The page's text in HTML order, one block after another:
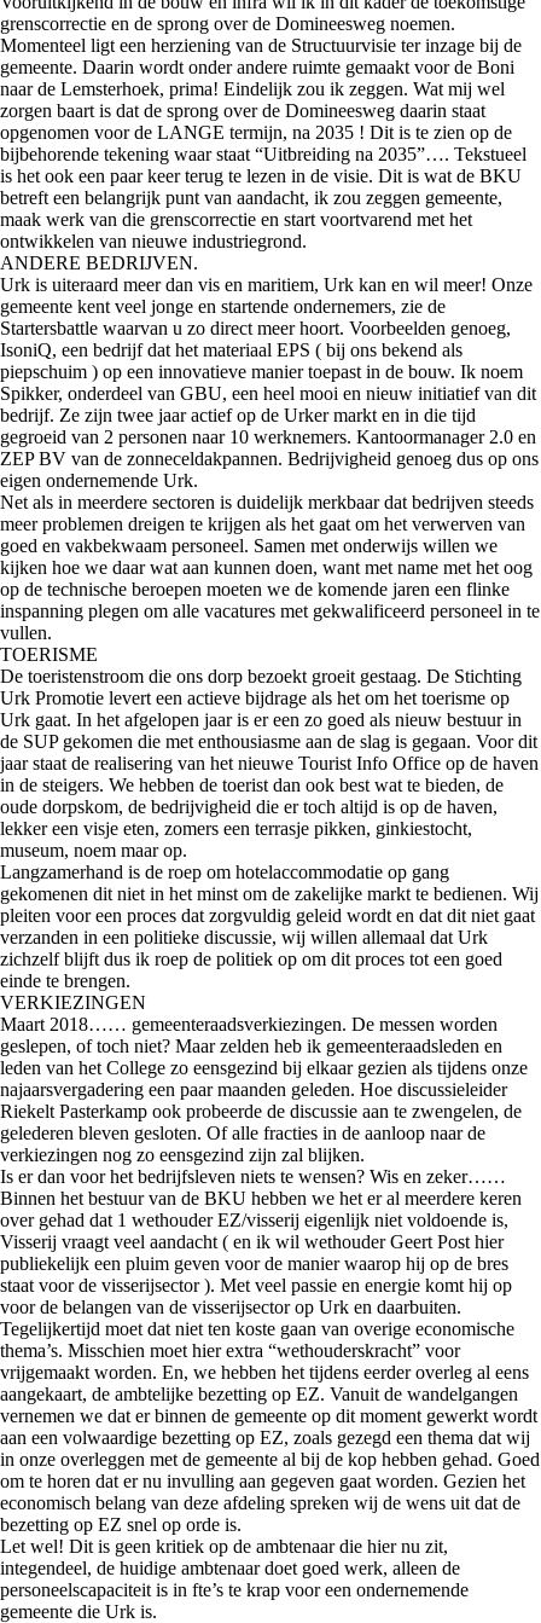
grenscorrectie en de sprong over de Domineesweg noemen.
Momenteel ligt een herziening van de Structuurvisie ter inzage bij de
gemeente. Daarin wordt onder andere ruimte gemaakt voor de Boni
naar de Lemsterhoek, prima! Eindelijk zou ik zeggen. Wat mij wel
zorgen baart is dat de sprong over de Domineesweg daarin staat
opgenomen voor de LANGE termijn, na 2035 ! Dit is te zien op de
bijbehorende tekening waar staat “Uitbreiding na 2035”…. Tekstueel
is het ook een paar keer terug te lezen in de visie. Dit is wat de BKU
betreft een belangrijk punt van aandacht, ik zou zeggen gemeente,
maak werk van die grenscorrectie en start voortvarend met het
ontwikkelen van nieuwe industriegrond.
ANDERE BEDRIJVEN.
Urk is uiteraard meer dan vis en maritiem, Urk kan en wil meer! Onze
gemeente kent veel jonge en startende ondernemers, zie de
Startersbattle waarvan u zo direct meer hoort. Voorbeelden genoeg,
IsoniQ, een bedrijf dat het materiaal EPS ( bij ons bekend als
piepschuim ) op een innovatieve manier toepast in de bouw. Ik noem
Spikker, onderdeel van GBU, een heel mooi en nieuw initiatief van dit
bedrijf. Ze zijn twee jaar actief op de Urker markt en in die tijd
gegroeid van 2 personen naar 10 werknemers. Kantoormanager 2.0 en
ZEP BV van de zonneceldakpannen. Bedrijvigheid genoeg dus op ons
eigen ondernemende Urk.
Net als in meerdere sectoren is duidelijk merkbaar dat bedrijven steeds
meer problemen dreigen te krijgen als het gaat om het verwerven van
goed en vakbekwaam personeel. Samen met onderwijs willen we
kijken hoe we daar wat aan kunnen doen, want met name met het oog
op de technische beroepen moeten we de komende jaren een flinke
inspanning plegen om alle vacatures met gekwalificeerd personeel in te
vullen.
TOERISME
De toeristenstroom die ons dorp bezoekt groeit gestaag. De Stichting
Urk Promotie levert een actieve bijdrage als het om het toerisme op
Urk gaat. In het afgelopen jaar is er een zo goed als nieuw bestuur in
de SUP gekomen die met enthousiasme aan de slag is gegaan. Voor dit
jaar staat de realisering van het nieuwe Tourist Info Office op de haven
in de steigers. We hebben de toerist dan ook best wat te bieden, de
oude dorpskom, de bedrijvigheid die er toch altijd is op de haven,
lekker een visje eten, zomers een terrasje pikken, ginkiestocht,
museum, noem maar op.
Langzamerhand is de roep om hotelaccommodatie op gang
gekomenen dit niet in het minst om de zakelijke markt te bedienen. Wij
pleiten voor een proces dat zorgvuldig geleid wordt en dat dit niet gaat
verzanden in een politieke discussie, wij willen allemaal dat Urk
zichzelf blijft dus ik roep de politiek op om dit proces tot een goed
einde te brengen.
VERKIEZINGEN
Maart 2018…… gemeenteraadsverkiezingen. De messen worden
geslepen, of toch niet? Maar zelden heb ik gemeenteraadsleden en
leden van het College zo eensgezind bij elkaar gezien als tijdens onze
najaarsvergadering een paar maanden geleden. Hoe discussieleider
Riekelt Pasterkamp ook probeerde de discussie aan te zwengelen, de
gelederen bleven gesloten. Of alle fracties in de aanloop naar de
verkiezingen nog zo eensgezind zijn zal blijken.
Is er dan voor het bedrijfsleven niets te wensen? Wis en zeker……
Binnen het bestuur van de BKU hebben we het er al meerdere keren
over gehad dat 1 wethouder EZ/visserij eigenlijk niet voldoende is,
Visserij vraagt veel aandacht ( en ik wil wethouder Geert Post hier
publiekelijk een pluim geven voor de manier waarop hij op de bres
staat voor de visserijsector ). Met veel passie en energie komt hij op
voor de belangen van de visserijsector op Urk en daarbuiten.
Tegelijkertijd moet dat niet ten koste gaan van overige economische
thema’s. Misschien moet hier extra “wethouderskracht” voor
vrijgemaakt worden. En, we hebben het tijdens eerder overleg al eens
aangekaart, de ambtelijke bezetting op EZ. Vanuit de wandelgangen
vernemen we dat er binnen de gemeente op dit moment gewerkt wordt
aan een volwaardige bezetting op EZ, zoals gezegd een thema dat wij
in onze overleggen met de gemeente al bij de kop hebben gehad. Goed
om te horen dat er nu invulling aan gegeven gaat worden. Gezien het
economisch belang van deze afdeling spreken wij de wens uit dat de
bezetting op EZ snel op orde is.
Let wel! Dit is geen kritiek op de ambtenaar die hier nu zit,
integendeel, de huidige ambtenaar doet goed werk, alleen de
personeelscapaciteit is in fte’s te krap voor een ondernemende
gemeente die Urk is.